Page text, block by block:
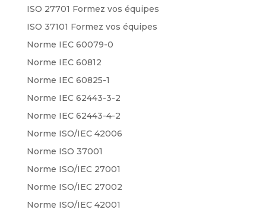
ISO 27701 Formez vos équipes
ISO 37101 Formez vos équipes
Norme IEC 60079-0
Norme IEC 60812
Norme IEC 60825-1
Norme IEC 62443-3-2
Norme IEC 62443-4-2
Norme ISO/IEC 42006
Norme ISO 37001
Norme ISO/IEC 27001
Norme ISO/IEC 27002
Norme ISO/IEC 42001